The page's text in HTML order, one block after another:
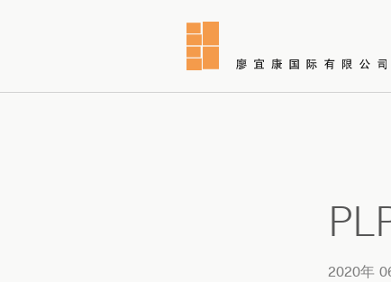
2020年